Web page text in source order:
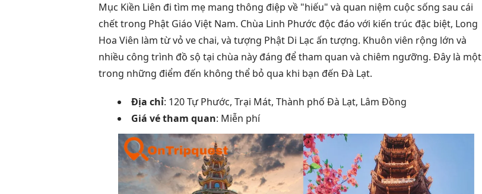
Mục Kiền Liên đi tìm mẹ mang thông điệp về "hiếu" và quan niệm cuộc sống sau cái
chết trong Phật Giáo Việt Nam. Chùa Linh Phước độc đáo với kiến trúc đặc biệt, Long
Hoa Viên làm từ vỏ ve chai, và tượng Phật Di Lạc ấn tượng. Khuôn viên rộng lớn và
nhiều công trình đồ sộ tại chùa này đáng để tham quan và chiêm ngưỡng. Đây là một
trong những điểm đến không thể bỏ qua khi bạn đến Đà Lạt.
Địa chỉ: 120 Tự Phước, Trại Mát, Thành phố Đà Lạt, Lâm Đồng
Giá vé tham quan: Miễn phí